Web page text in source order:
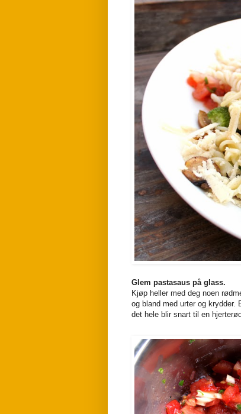
Glem pastasaus på glass.
Kjøp heller med deg noen
og bland med urter og
det hele blir snart til en